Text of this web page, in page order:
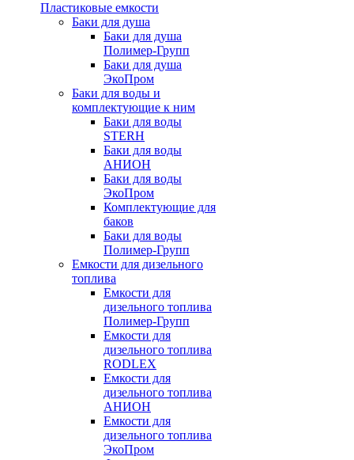
Пластиковые емкости
Баки для душа
Баки для душа
Полимер-Групп
Баки для душа
ЭкоПром
Баки для воды и
комплектующие к ним
Баки для воды
STERH
Баки для воды
АНИОН
Баки для воды
ЭкоПром
Комплектующие для
баков
Баки для воды
Полимер-Групп
Емкости для дизельного
топлива
Емкости для
дизельного топлива
Полимер-Групп
Емкости для
дизельного топлива
RODLEX
Емкости для
дизельного топлива
АНИОН
Емкости для
дизельного топлива
ЭкоПром